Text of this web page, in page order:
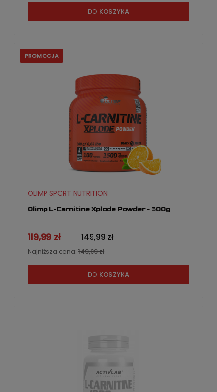
DO KOSZYKA
Olimp L-Carnitine Xplode Powder - 300g
OLIMP SPORT NUTRITION
119,99 zł 149,99 zł
Najniższa cena: 149,99 zł
DO KOSZYKA
PROMOCJA